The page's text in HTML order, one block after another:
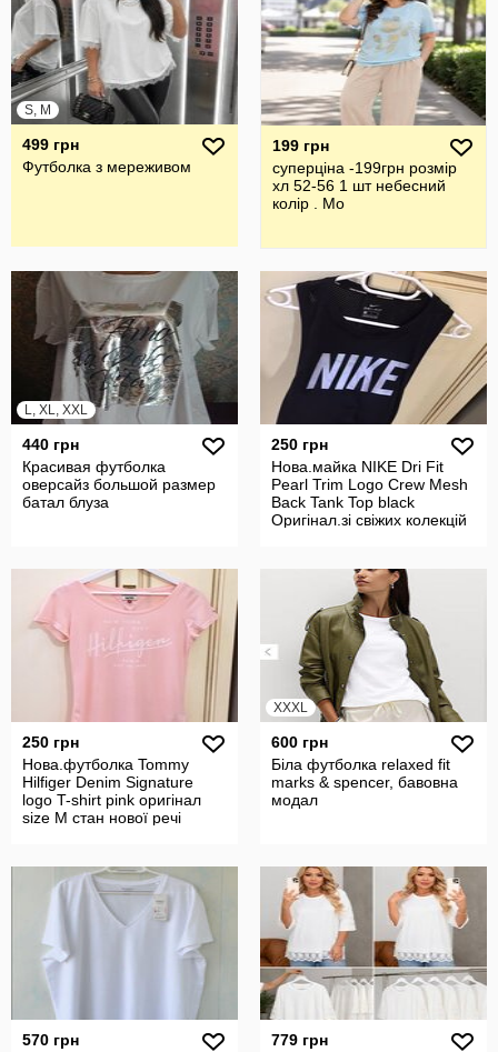
S, M
499 грн
Футболка з мереживом
199 грн
суперціна -199грн розмір
хл 52-56 1 шт небесний
колір . Мо
L, XL, XXL
440 грн
Красивая футболка
оверсайз большой размер
батал блуза
250 грн
Новa.майка NIKE Dri Fit
Pearl Trim Logo Crew Mesh
Back Tank Top black
Оригінал.зі свіжих колекцій
250 грн
Нова.футболка Tommy
Hilfiger Denim Signature
logo T-shirt pink оригінал
size M стан нової речі
XXXL
600 грн
Біла футболка relaxed fit
marks & spencer, бавовна
модал
570 грн
779 грн